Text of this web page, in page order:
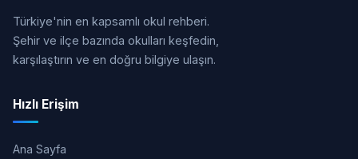
Türkiye'nin en kapsamlı okul rehberi.
Şehir ve ilçe bazında okulları keşfedin,
karşılaştırın ve en doğru bilgiye ulaşın.
Hızlı Erişim
Ana Sayfa